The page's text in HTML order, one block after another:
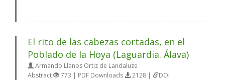
El rito de las cabezas cortadas, en el
Poblado de la Hoya (Laguardia. Álava)
Armando Llanos Ortiz de Landaluze
Abstract
773 | PDF Downloads 2128 |
DOI